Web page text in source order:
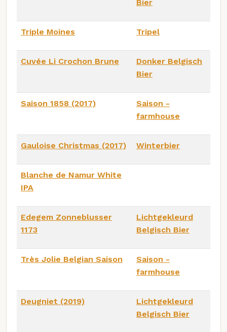
Bier
Triple Moines Tripel
Cuvée Li Crochon Brune
Donker Belgisch
Bier
Saison 1858 (2017)
Saison -
farmhouse
Gauloise Christmas (2017) Winterbier
Blanche de Namur White
IPA
Edegem Zonneblusser
1173
Lichtgekleurd
Belgisch Bier
Très Jolie Belgian Saison
Saison -
farmhouse
Deugniet (2019)
Lichtgekleurd
Belgisch Bier